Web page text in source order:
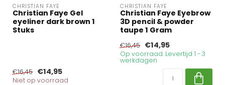
CHRISTIAN FAYE
Christian Faye Gel
eyeliner dark brown 1
Stuks
€16,45 €14,95
Niet op voorraad
CHRISTIAN FAYE
Christian Faye Eyebrow
3D pencil & powder
taupe 1 Gram
€16,45 €14,95
Op voorraad. Levertijd 1 - 3
werkdagen